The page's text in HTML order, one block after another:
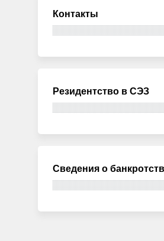
Контакты
Резидентство в СЭЗ
Сведения о